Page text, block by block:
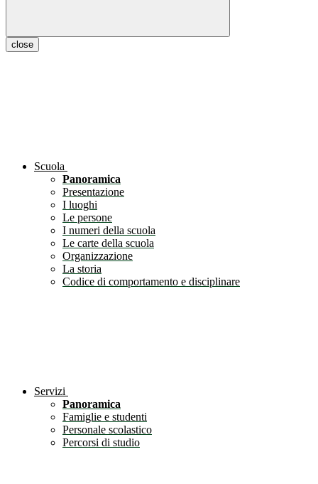
close
Scuola
Panoramica
Presentazione
I luoghi
Le persone
I numeri della scuola
Le carte della scuola
Organizzazione
La storia
Codice di comportamento e disciplinare
Servizi
Panoramica
Famiglie e studenti
Personale scolastico
Percorsi di studio